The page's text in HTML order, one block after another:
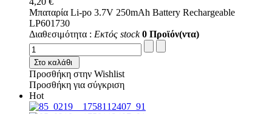
Μπαταρία Li-po 3.7V 250mAh Battery Rechargeable
LP601730
Διαθεσιμότητα : Εκτός stock 0 Προϊόν(ντα)
Στο καλάθι
Προσθήκη στην Wishlist
Προσθήκη για σύγκριση
Hot